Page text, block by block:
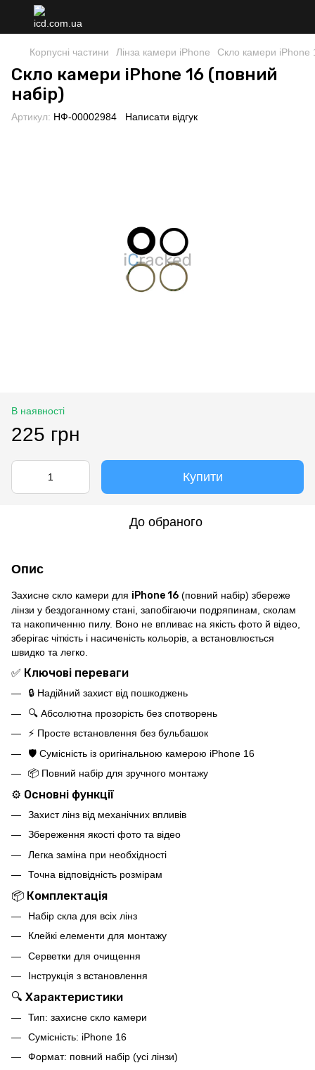
Корпусні частини Лінза камери iPhone Скло камери iPhone
Скло камери iPhone 16 (повний
набір)
Артикул: НФ-00002984 Написати відгук
В наявності
225 грн
Купити
До обраного
Опис
Захисне скло камери для iPhone 16 (повний набір) збереже
лінзи у бездоганному стані, запобігаючи подряпинам, сколам
та накопиченню пилу. Воно не впливає на якість фото й відео,
зберігає чіткість і насиченість кольорів, а встановлюється
швидко та легко.
✅ Ключові переваги
🔒 Надійний захист від пошкоджень
🔍 Абсолютна прозорість без спотворень
⚡ Просте встановлення без бульбашок
🛡️ Сумісність із оригінальною камерою iPhone 16
📦 Повний набір для зручного монтажу
⚙️ Основні функції
Захист лінз від механічних впливів
Збереження якості фото та відео
Легка заміна при необхідності
Точна відповідність розмірам
📦 Комплектація
Набір скла для всіх лінз
Клейкі елементи для монтажу
Серветки для очищення
Інструкція з встановлення
🔍 Характеристики
Тип: захисне скло камери
Сумісність: iPhone 16
Формат: повний набір (усі лінзи)